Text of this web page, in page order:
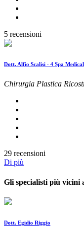
5 recensioni
Dott. Alfio Scalisi - 4 Spa
Chirurgia Plastica
29 recensioni
Di più
Gli specialisti più vicini
Dott. Egidio Riggio